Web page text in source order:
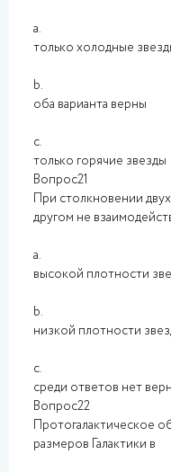
a.
только холодные
b.
оба варианта верны
c.
только горячие звезды
Вопрос21
При столкновении
другом не
a.
высокой плотности
b.
низкой плотности
c.
среди ответов нет
Вопрос22
Протогалактическое
размеров Галактики в